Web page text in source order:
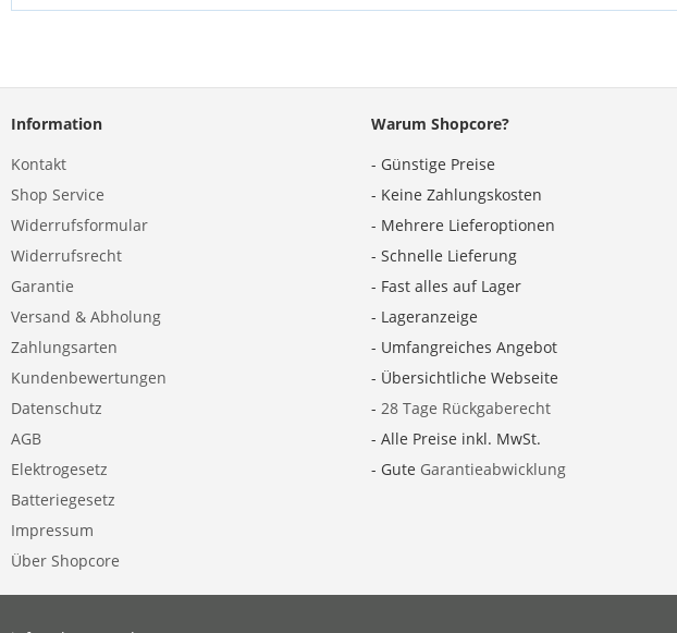
Information
Kontakt
Shop Service
Widerrufsformular
Widerrufsrecht
Garantie
Versand & Abholung
Zahlungsarten
Kundenbewertungen
Datenschutz
AGB
Elektrogesetz
Batteriegesetz
Impressum
Über Shopcore
Warum Shopcore?
- Günstige Preise
- Keine Zahlungskosten
- Mehrere Lieferoptionen
- Schnelle Lieferung
- Fast alles auf Lager
- Lageranzeige
- Umfangreiches Angebot
- Übersichtliche Webseite
- 28 Tage Rückgaberecht
- Alle Preise inkl. MwSt.
- Gute Garantieabwicklung